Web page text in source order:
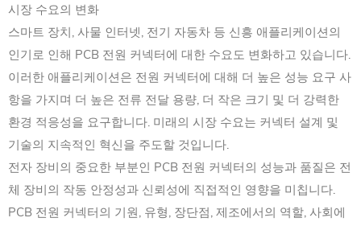
시장 수요의 변화
스마트 장치, 사물 인터넷, 전기 자동차 등 신흥 애플리케이션의
인기로 인해 PCB 전원 커넥터에 대한 수요도 변화하고 있습니다.
이러한 애플리케이션은 전원 커넥터에 대해 더 높은 성능 요구 사
항을 가지며 더 높은 전류 전달 용량, 더 작은 크기 및 더 강력한
환경 적응성을 요구합니다. 미래의 시장 수요는 커넥터 설계 및
기술의 지속적인 혁신을 주도할 것입니다.
전자 장비의 중요한 부분인 PCB 전원 커넥터의 성능과 품질은 전
체 장비의 작동 안정성과 신뢰성에 직접적인 영향을 미칩니다.
PCB 전원 커넥터의 기원, 유형, 장단점, 제조에서의 역할, 사회에